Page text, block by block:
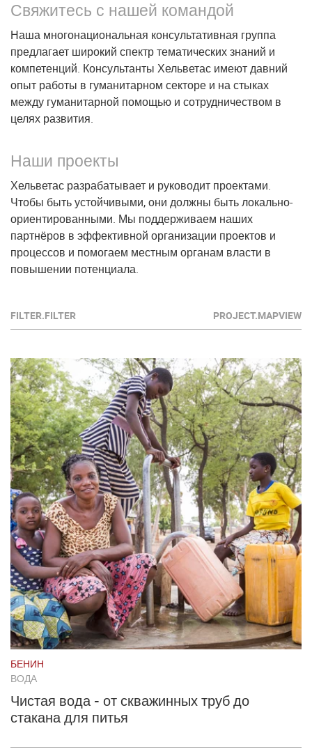
Свяжитесь с нашей командой
Наша многонациональная консультативная группа
предлагает широкий спектр тематических знаний и
компетенций. Консультанты Хельветас имеют давний
опыт работы в гуманитарном секторе и на стыках
между гуманитарной помощью и сотрудничеством в
целях развития.
Наши проекты
Хельветас разрабатывает и руководит проектами.
Чтобы быть устойчивыми, они должны быть локально-
ориентированными. Мы поддерживаем наших
партнёров в эффективной организации проектов и
процессов и помогаем местным органам власти в
повышении потенциала.
FILTER.FILTER PROJECT.MAPVIEW
БЕНИН
ВОДА
Чистая вода - от скважинных труб до
стакана для питья